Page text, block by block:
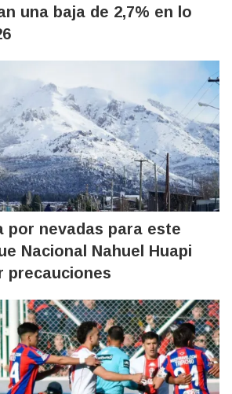
una baja de 2,7% en lo
por nevadas para este
Nacional Nahuel Huapi
precauciones